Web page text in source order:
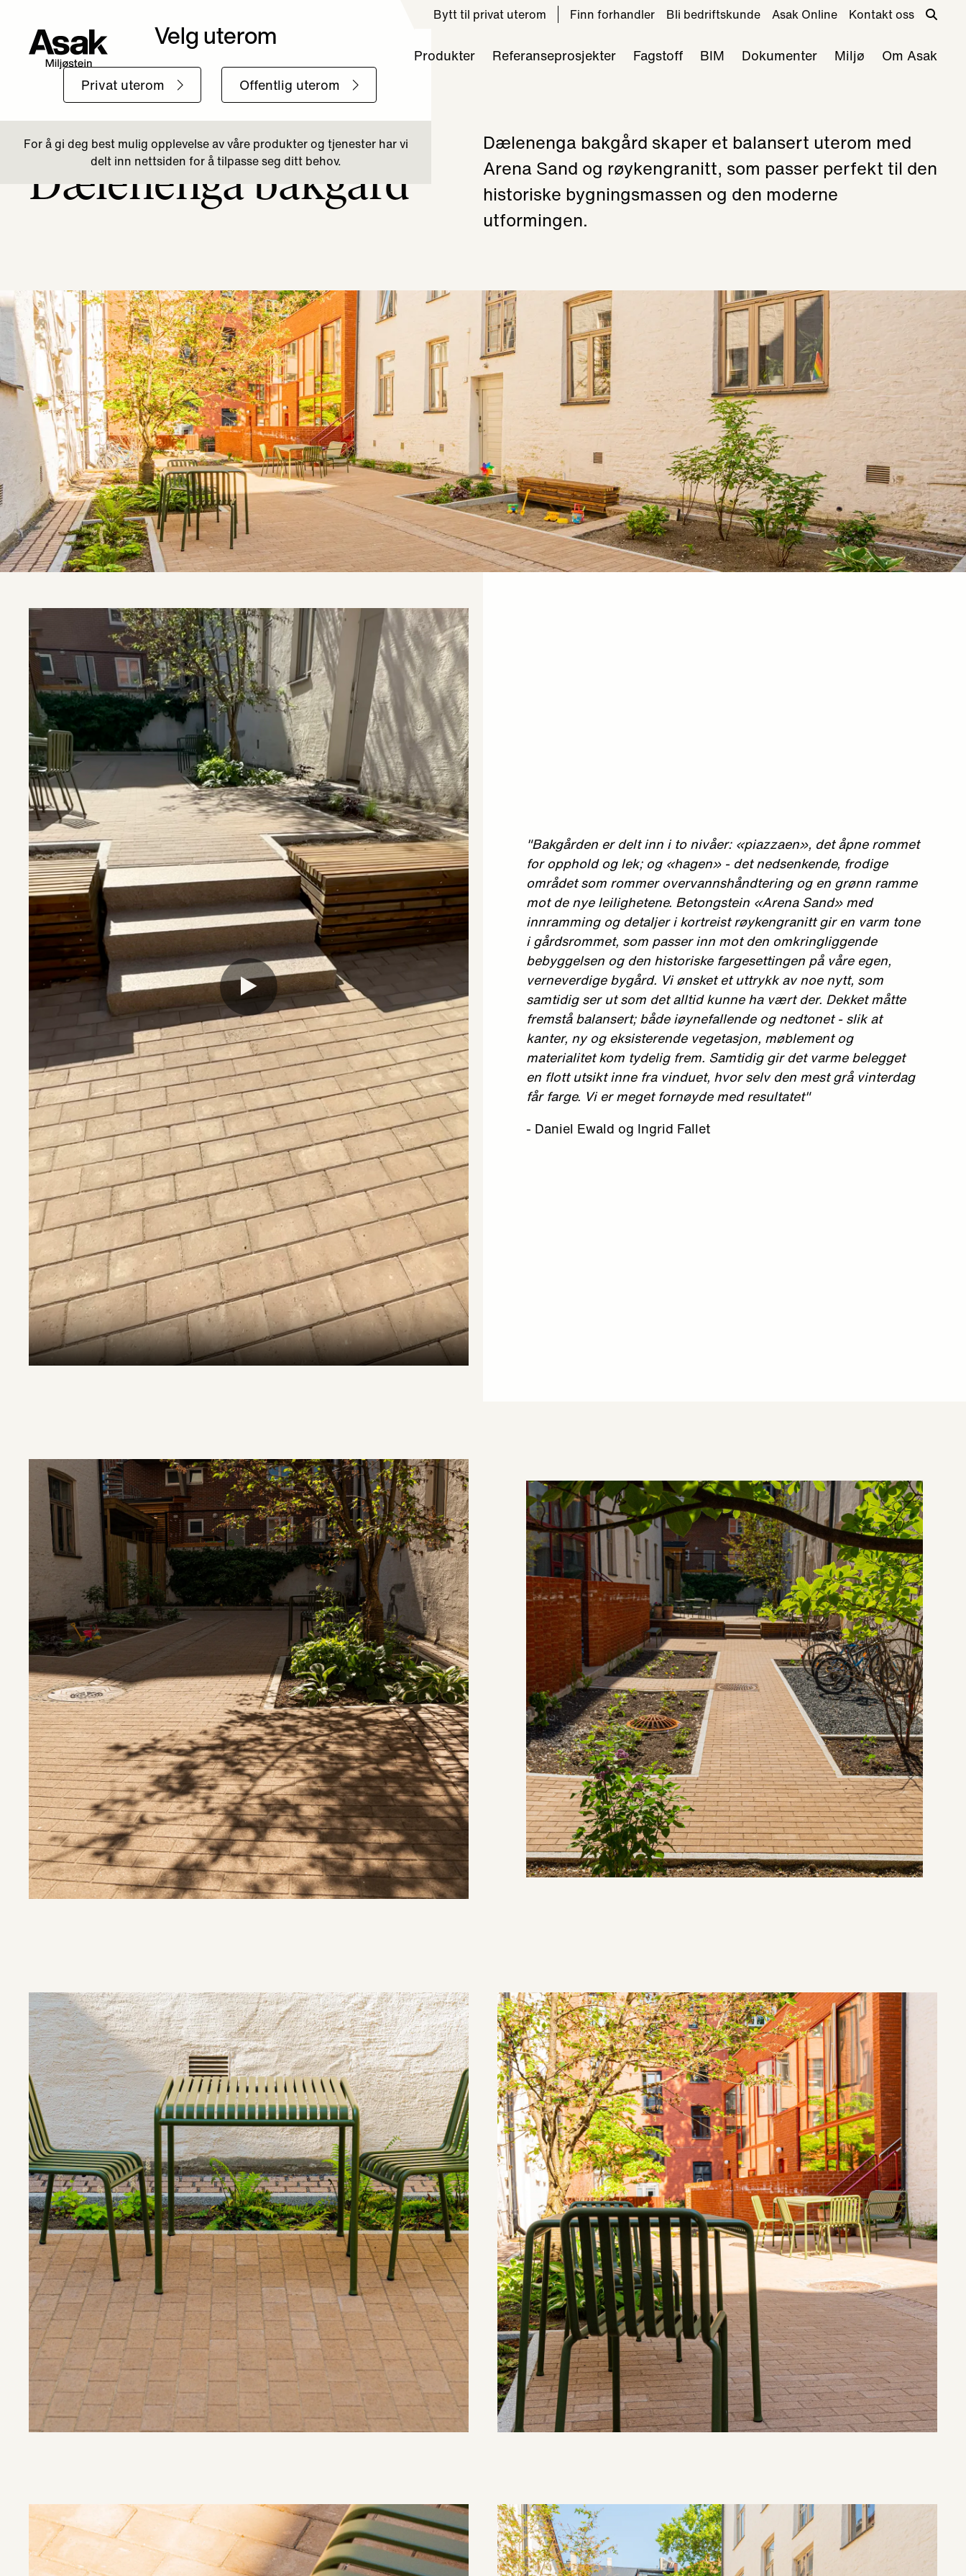
Bytt til privat uterom Finn forhandler Bli bedriftskunde Asak Online Kontakt oss
Produkter Referanseprosjekter Fagstoff BIM Dokumenter Miljø Om Asak
Tilbake til Boligområde
Dælenenga bakgård
Dælenenga bakgård skaper et balansert uterom med
Arena Sand og røykengranitt, som passer perfekt til den
historiske bygningsmassen og den moderne
utformingen.
"Bakgården er delt inn i to nivåer: «piazzaen», det åpne rommet
for opphold og lek; og «hagen» - det nedsenkende, frodige
området som rommer overvannshåndtering og en grønn ramme
mot de nye leilighetene. Betongstein «Arena Sand» med
innramming og detaljer i kortreist røykengranitt gir en varm tone
i gårdsrommet, som passer inn mot den omkringliggende
bebyggelsen og den historiske fargesettingen på våre egen,
verneverdige bygård. Vi ønsket et uttrykk av noe nytt, som
samtidig ser ut som det alltid kunne ha vært der. Dekket måtte
fremstå balansert; både iøynefallende og nedtonet - slik at
kanter, ny og eksisterende vegetasjon, møblement og
materialitet kom tydelig frem. Samtidig gir det varme belegget
en flott utsikt inne fra vinduet, hvor selv den mest grå vinterdag
får farge. Vi er meget fornøyde med resultatet"
- Daniel Ewald og Ingrid Fallet